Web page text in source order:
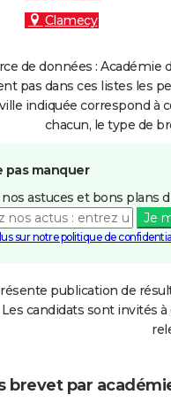
Clamecy
de données : Académie
pas dans ces listes les
indiquée correspond à
chacun, le type de
pas manquer
nos astuces et bons plans
Je
sur notre politique de
publication de
candidats sont invités
brevet par